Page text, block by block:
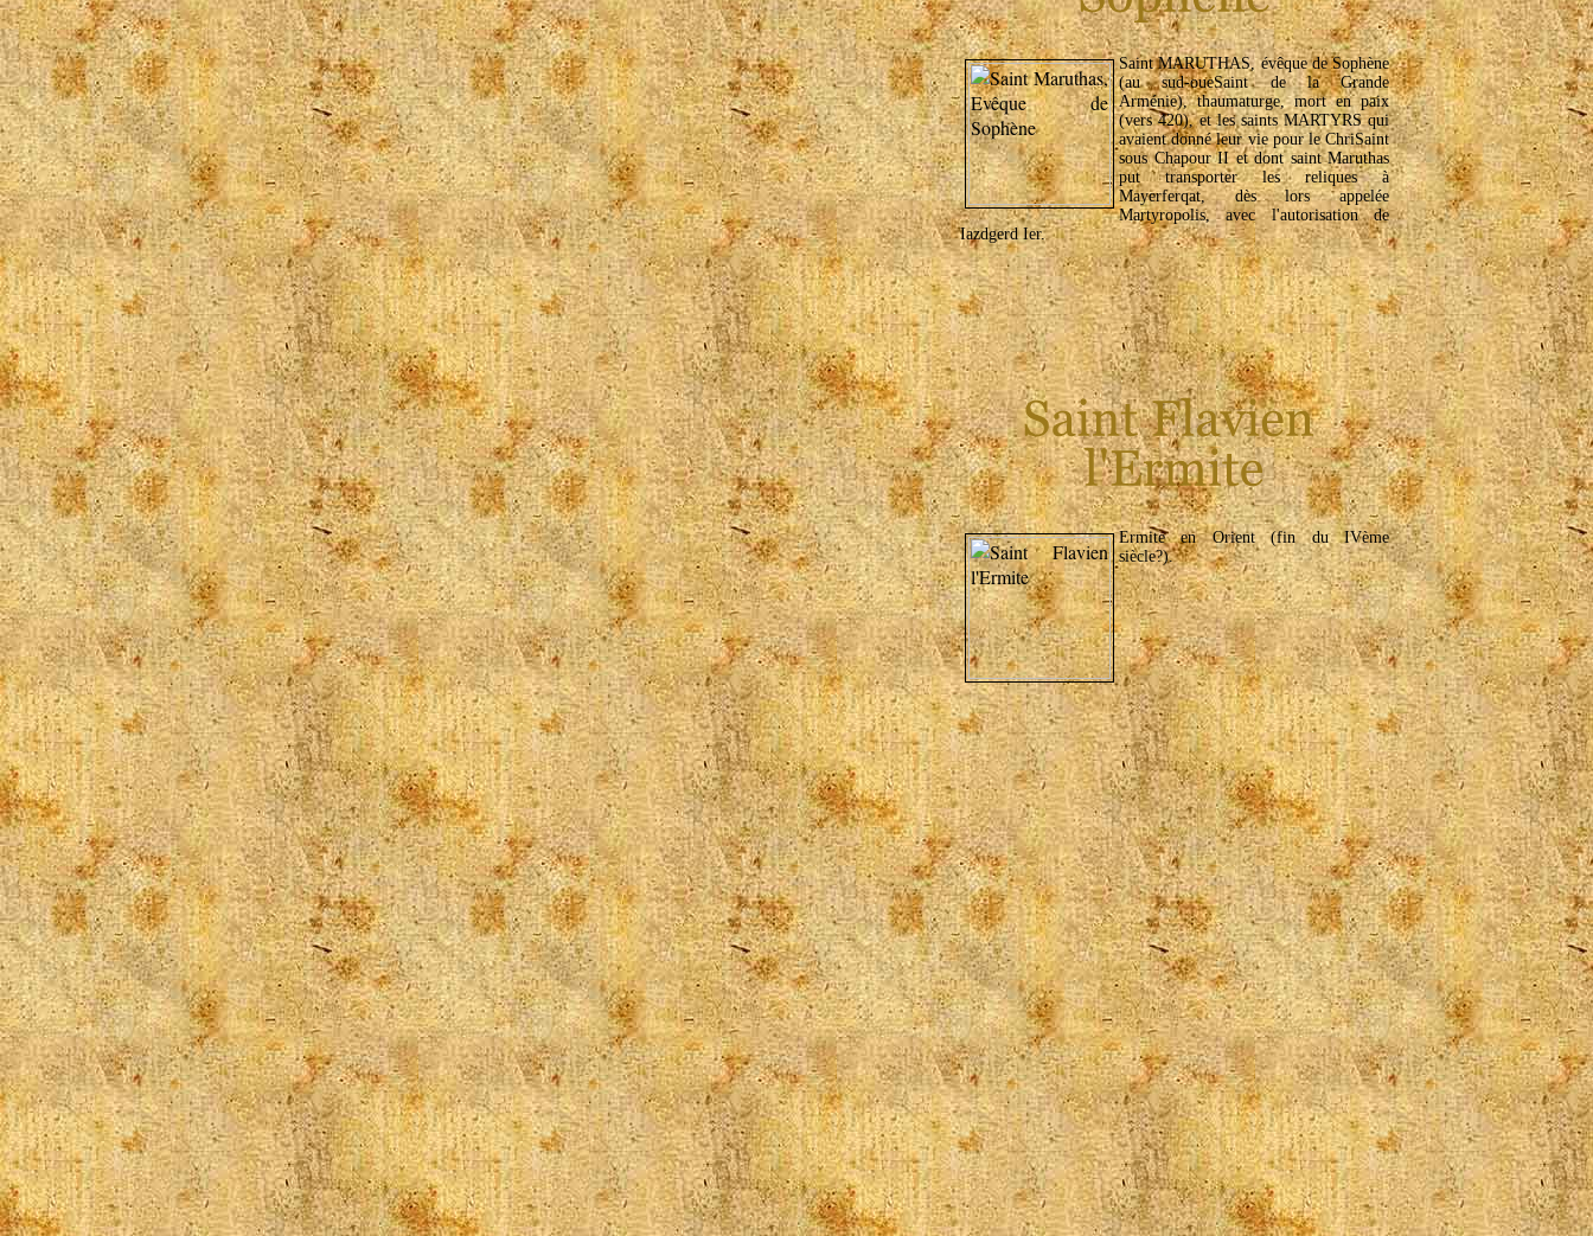
Saint MARUTHAS, évêque de Sophène
(au sud-oueSaint de la Grande
Arménie), thaumaturge, mort en paix
(vers 420), et les saints MARTYRS qui
avaient donné leur vie pour le ChriSaint
sous Chapour II et dont saint Maruthas
put transporter les reliques à
Mayerferqat, dès lors appelée
Martyropolis, avec l'autorisation de
Iazdgerd Ier.
Ermite en Orient (fin du IVème
siècle?).